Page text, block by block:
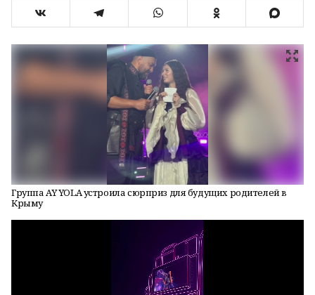
Группа AY YOLA устроила сюрприз для будущих родителей в
Крыму